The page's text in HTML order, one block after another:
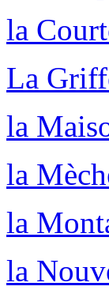
la
La
la
la
la
la